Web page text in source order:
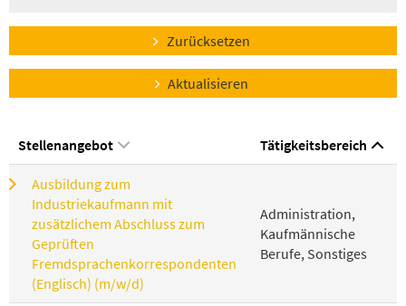
Zurücksetzen
Aktualisieren
Stellenangebot Tätigkeitsbereich
Ausbildung zum
Industriekaufmann mit
zusätzlichem Abschluss zum
Geprüften
Fremdsprachenkorrespondenten
(Englisch) (m/w/d)
Administration,
Kaufmännische
Berufe, Sonstiges